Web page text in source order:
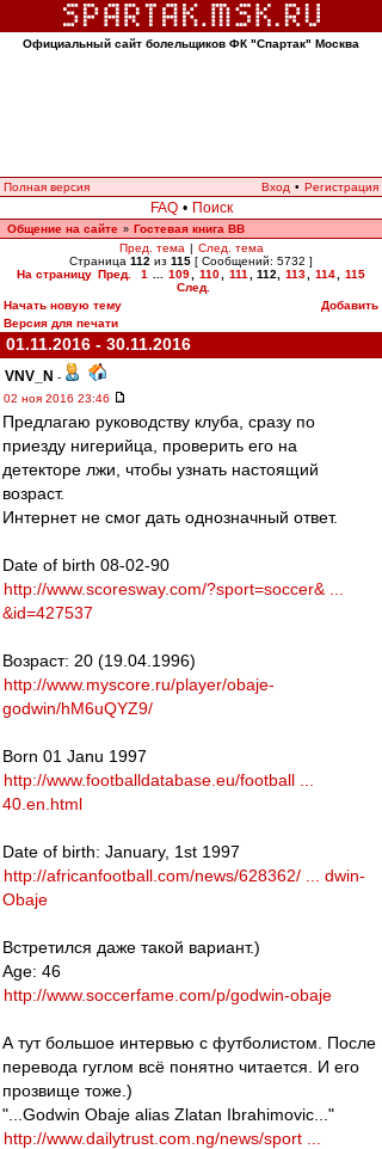
Официальный сайт болельщиков ФК "Спартак" Москва
Полная версия Вход • Регистрация
FAQ • Поиск
Общение на сайте » Гостевая книга ВВ
Пред. тема | След. тема
Страница 112 из 115 [ Сообщений: 5732 ]
На страницу Пред. 1 109 110 111 112 113 114
115
След.
Начать новую тему
Добавить
Версия для печати
01.11.2016 - 30.11.2016
VNV_N -
02 ноя 2016 23:46
Предлагаю руководству клуба, сразу по
приезду нигерийца, проверить его на
детекторе лжи, чтобы узнать настоящий
возраст.
Интернет не смог дать однозначный ответ.
Date of birth 08-02-90
http://www.scoresway.com/?sport=soccer& ...
&id=427537
Возраст: 20 (19.04.1996)
http://www.myscore.ru/player/obaje-
godwin/hM6uQYZ9/
Born 01 Janu 1997
http://www.footballdatabase.eu/football ...
40.en.html
Date of birth: January, 1st 1997
http://africanfootball.com/news/628362/ ... dwin-
Obaje
Встретился даже такой вариант.)
Age: 46
http://www.soccerfame.com/p/godwin-obaje
А тут большое интервью с футболистом. После
перевода гуглом всё понятно читается. И его
прозвище тоже.)
"...Godwin Obaje alias Zlatan Ibrahimovic..."
http://www.dailytrust.com.ng/news/sport ...